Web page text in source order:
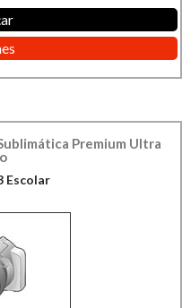
Premium Ultra
Escolar